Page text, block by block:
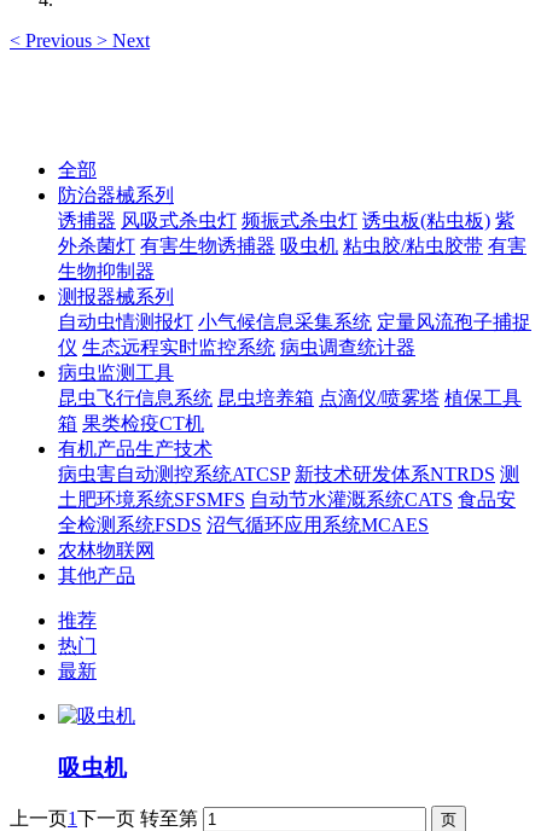
< Previous > Next
全部
防治器械系列
诱捕器 风吸式杀虫灯 频振式杀虫灯 诱虫板(粘虫板) 紫
外杀菌灯 有害生物诱捕器 吸虫机 粘虫胶/粘虫胶带 有害
生物抑制器
测报器械系列
自动虫情测报灯 小气候信息采集系统 定量风流孢子捕捉
仪 生态远程实时监控系统 病虫调查统计器
病虫监测工具
昆虫飞行信息系统 昆虫培养箱 点滴仪/喷雾塔 植保工具
箱 果类检疫CT机
有机产品生产技术
病虫害自动测控系统ATCSP 新技术研发体系NTRDS 测
土肥环境系统SFSMFS 自动节水灌溉系统CATS 食品安
全检测系统FSDS 沼气循环应用系统MCAES
农林物联网
其他产品
推荐
热门
最新
吸虫机
上一页1下一页 转至第